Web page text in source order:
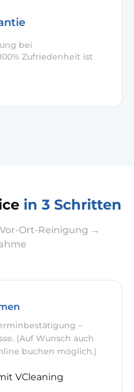
bei
Zufriedenheit ist
in 3 Schritten
Ort-Reinigung →
–
(Auf Wunsch auch
buchen möglich.)